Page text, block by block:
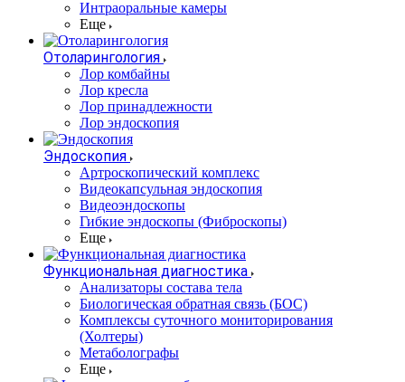
Интраоральные камеры
Еще
Отоларингология
Лор комбайны
Лор кресла
Лор принадлежности
Лор эндоскопия
Эндоскопия
Артроскопический комплекс
Видеокапсульная эндоскопия
Видеоэндоскопы
Гибкие эндоскопы (Фиброcкопы)
Еще
Функциональная диагностика
Анализаторы состава тела
Биологическая обратная связь (БОС)
Комплексы суточного мониторирования
(Холтеры)
Метаболографы
Еще